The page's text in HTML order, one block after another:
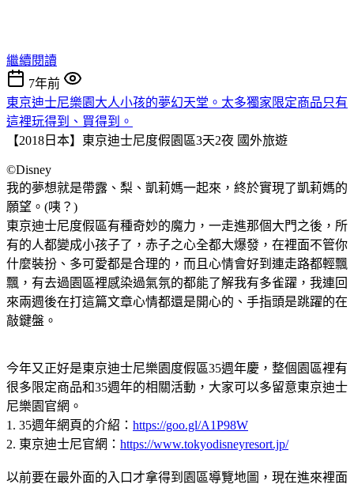
繼續閱讀
7年前
東京迪士尼樂園大人小孩的夢幻天堂。太多獨家限定商品只有
這裡玩得到、買得到。
【2018日本】東京迪士尼度假園區3天2夜 國外旅遊
©Disney
我的夢想就是帶露、梨、凱莉媽一起來，終於實現了凱莉媽的
願望。(咦？)
東京迪士尼度假區有種奇妙的魔力，一走進那個大門之後，所
有的人都變成小孩子了，赤子之心全都大爆發，在裡面不管你
什麼裝扮、多可愛都是合理的，而且心情會好到連走路都輕飄
飄，有去過園區裡感染過氣氛的都能了解我有多雀躍，我連回
來兩週後在打這篇文章心情都還是開心的、手指頭是跳躍的在
敲鍵盤。
今年又正好是東京迪士尼樂園度假區35週年慶，整個園區裡有
很多限定商品和35週年的相關活動，大家可以多留意東京迪士
尼樂園官網。
1. 35週年網頁的介紹： https://goo.gl/A1P98W
2. 東京迪士尼官網： https://www.tokyodisneyresort.jp/
以前要在最外面的入口才拿得到園區導覽地圖，現在進來裡面